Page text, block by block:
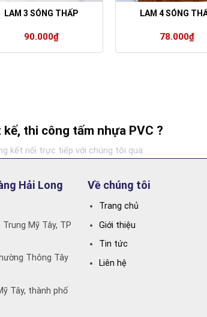
LAM 3 SÓNG THẤP
90.000₫
LAM 4 SÓNG
78.000₫
thi công tấm nhựa PVC ?
kết nối trực tiếp với chúng tôi qua:
Hải Long
Mỹ Tây, TP
Thông Tây
Tây, thành phố
Về chúng tôi
Trang chủ
Giới thiệu
Tin tức
Liên hệ